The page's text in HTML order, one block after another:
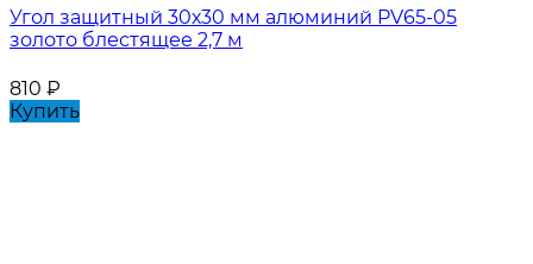
Угол защитный 30х30 мм алюминий PV65-05
золото блестящее 2,7 м
810 ₽
Купить